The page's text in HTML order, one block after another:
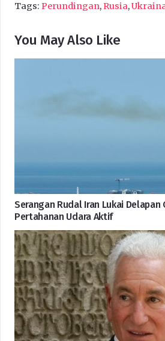
Tags: Perundingan,Rusia,
You May Also Like
Serangan Rudal Iran Lukai Delapan
Pertahanan Udara Aktif